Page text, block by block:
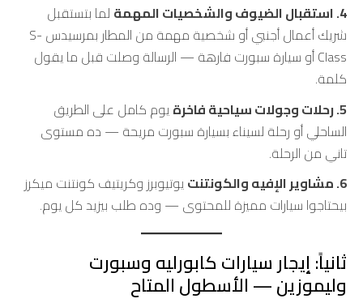
4. استقبال الضيوف والشخصيات المهمة
لما بتستقبل
شريك أعمال أجنبي أو شخصية مهمة من المطار بمرسيدس S-
Class أو سيارة سبورت فارهة — الرسالة وصلت قبل ما يقول
كلمة.
5. رحلات وجولات سياحية فاخرة
يوم كامل على الطريق
الساحلي أو رحلة لسيناء بسيارة سبورت مريحة — ده مستوى
تاني من الرحلة.
6. مشاوير الإفيه والكونتنت
يوتيوبرز وكريتيف كونتنت ميكرز
بيحتاجوا سيارات مميزة للمحتوى — وده طلب بيزيد كل يوم.
ثانياً: إيجار سيارات كابورليه وسبورت
وليموزين — الأسطول المتاح